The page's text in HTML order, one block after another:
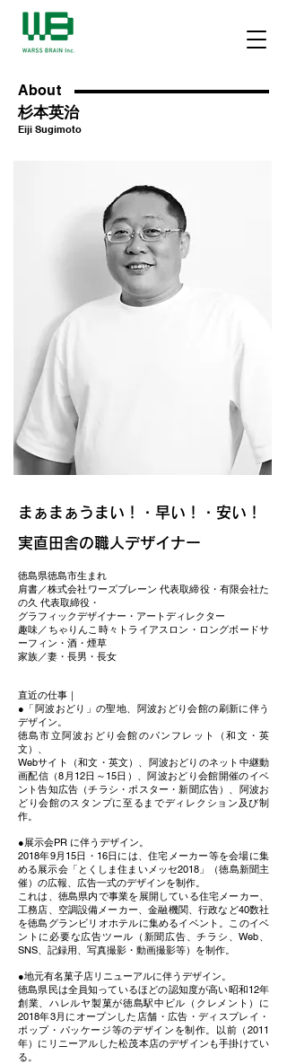
About
杉本英治
Eiji Sugimoto
まぁまぁうまい！・早い！・安い！
実直田舎の職人デザイナー
徳島県徳島市生まれ
肩書／株式会社ワーズブレーン 代表取締役・有限会社た
の久 代表取締役・
グラフィックデザイナー・アートディレクター
趣味／ちゃりんこ時々トライアスロン・ロングボードサ
ーフィン・酒・煙草
家族／妻・長男・長女
直近の仕事｜
●「阿波おどり」の聖地、阿波おどり会館の刷新に伴う
デザイン。
徳島市立阿波おどり会館のパンフレット（和文・英
文）、
Webサイト（和文・英文）、阿波おどりのネット中継動
画配信（8月12日～15日）、阿波おどり会館開催のイベ
ント告知広告（チラシ・ポスター・新聞広告）、阿波お
どり会館のスタンプに至るまでディレクション及び制
作。
●展示会PR に伴うデザイン。
2018年9月15日・16日には、住宅メーカー等を会場に集
める展示会「とくしま住まいメッセ2018」（徳島新聞主
催）の広報、広告一式のデザインを制作。
これは、徳島県内で事業を展開している住宅メーカー、
工務店、空調設備メーカー、金融機関、行政など40数社
を徳島グランビリオホテルに集めるイベント。このイベ
ントに必要な広告ツール（新聞広告、チラシ、Web、
SNS、記録用、写真撮影・動画撮影等）を制作。
●地元有名菓子店リニューアルに伴うデザイン。
徳島県民は全員知っているほどの認知度が高い昭和12年
創業、ハレルヤ製菓が徳島駅中ビル（クレメント）に
2018年3月にオープンした店舗・広告・ディスプレイ・
ポップ・パッケージ等のデザインを制作。以前（2011
年）にリニーアルした松茂本店のデザインも手掛けてい
る。